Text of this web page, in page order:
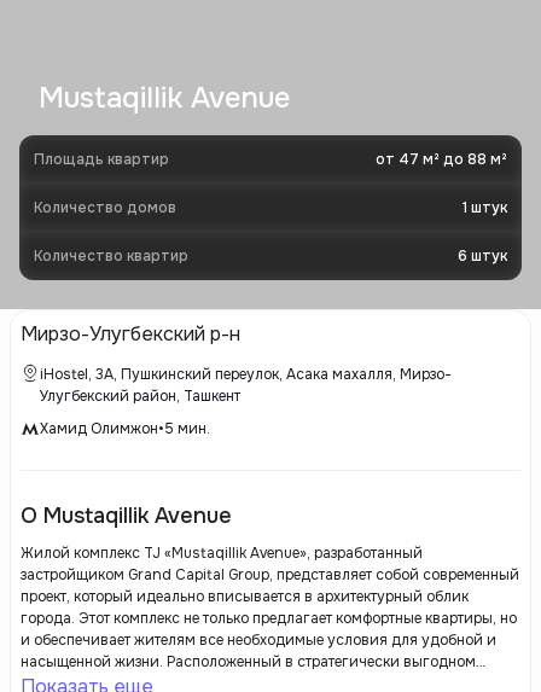
Mustaqillik Avenue
Площадь квартир от 47 м² до 88 м²
Количество домов 1 штук
Количество квартир 6 штук
Мирзо-Улугбекский р-н
iHostel, 3A, Пушкинский переулок, Асака махалля, Мирзо-
Улугбекский район, Ташкент
Хамид Олимжон•5 мин.
О Mustaqillik Avenue
Жилой комплекс TJ «Mustaqillik Avenue», разработанный
застройщиком Grand Capital Group, представляет собой современный
проект, который идеально вписывается в архитектурный облик
города. Этот комплекс не только предлагает комфортные квартиры, но
и обеспечивает жителям все необходимые условия для удобной и
насыщенной жизни. Расположенный в стратегически выгодном
месте, он предоставляет быстрый доступ к ключевым транспортным
Показать еще